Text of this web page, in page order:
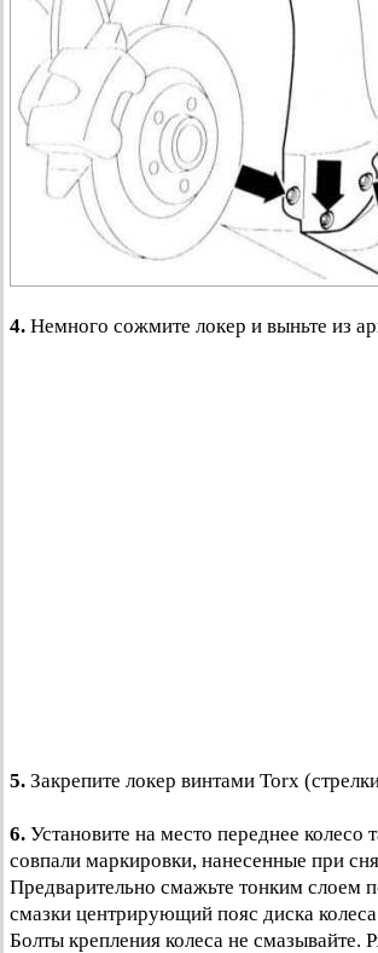
4. Немного сожмите локер и выньте из
5. Закрепите локер винтами Torx
6. Установите на место переднее колесо
совпали маркировки, нанесенные при
Предварительно смажьте тонким слоем
смазки центрирующий пояс диска
Болты крепления колеса не смазывайте.